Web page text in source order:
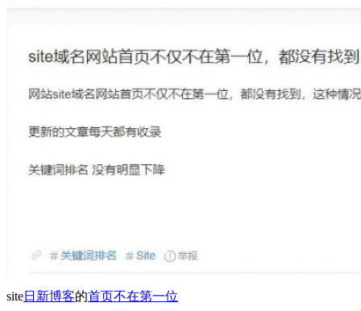
site日新博客的首页不在第一位